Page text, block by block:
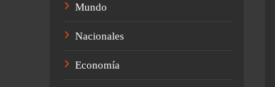
Mundo
Nacionales
Economía